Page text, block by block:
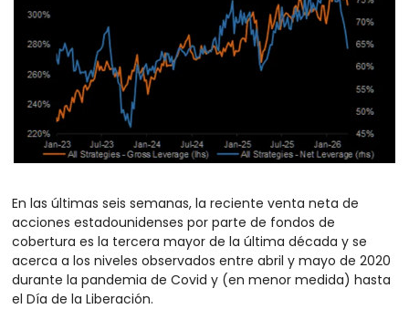
En las últimas seis semanas, la reciente venta neta de
acciones estadounidenses por parte de fondos de
cobertura es la tercera mayor de la última década y se
acerca a los niveles observados entre abril y mayo de 2020
durante la pandemia de Covid y (en menor medida) hasta
el Día de la Liberación.